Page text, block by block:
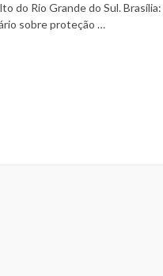
do Rio Grande do Sul.
sobre proteção …